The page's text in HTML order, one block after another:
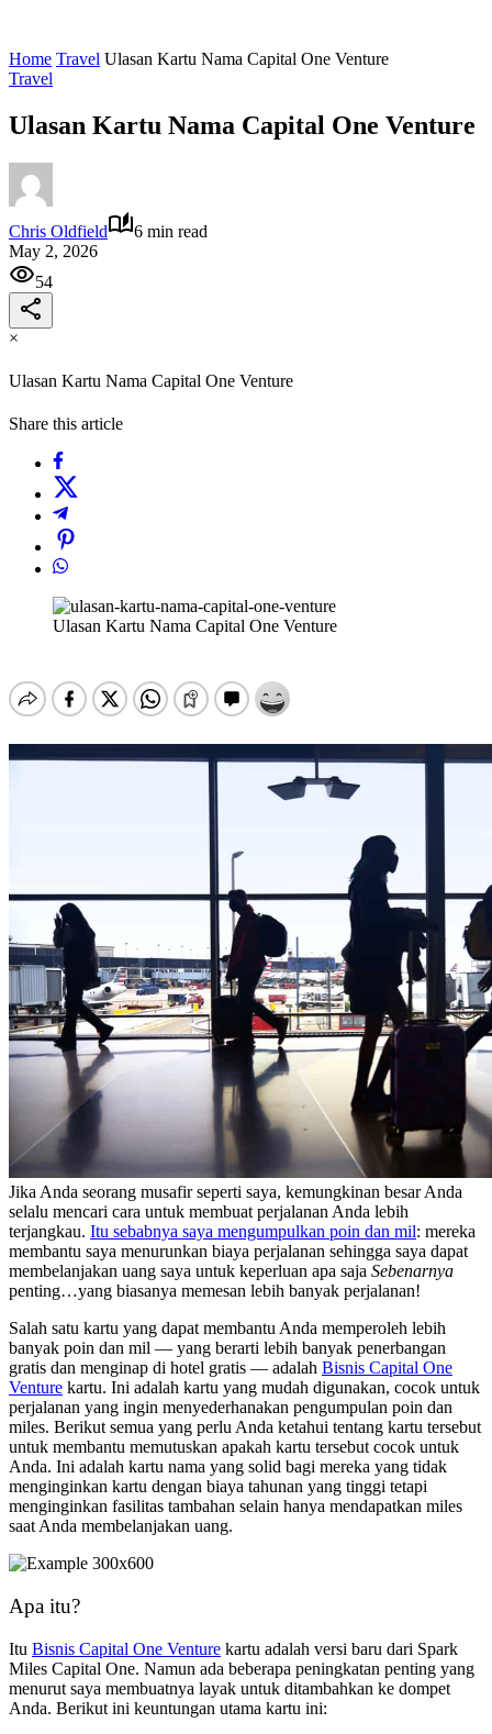
Home Travel Ulasan Kartu Nama Capital One Venture
Travel
Ulasan Kartu Nama Capital One Venture
Chris Oldfield
6 min read
May 2, 2026
54
×
Ulasan Kartu Nama Capital One Venture
Share this article
Ulasan Kartu Nama Capital One Venture
Jika Anda seorang musafir seperti saya, kemungkinan besar Anda
selalu mencari cara untuk membuat perjalanan Anda lebih
terjangkau. Itu sebabnya saya mengumpulkan poin dan mil: mereka
membantu saya menurunkan biaya perjalanan sehingga saya dapat
membelanjakan uang saya untuk keperluan apa saja Sebenarnya
penting…yang biasanya memesan lebih banyak perjalanan!
Salah satu kartu yang dapat membantu Anda memperoleh lebih
banyak poin dan mil — yang berarti lebih banyak penerbangan
gratis dan menginap di hotel gratis — adalah Bisnis Capital One
Venture kartu. Ini adalah kartu yang mudah digunakan, cocok untuk
perjalanan yang ingin menyederhanakan pengumpulan poin dan
miles. Berikut semua yang perlu Anda ketahui tentang kartu tersebut
untuk membantu memutuskan apakah kartu tersebut cocok untuk
Anda. Ini adalah kartu nama yang solid bagi mereka yang tidak
menginginkan kartu dengan biaya tahunan yang tinggi tetapi
menginginkan fasilitas tambahan selain hanya mendapatkan miles
saat Anda membelanjakan uang.
Apa itu?
Itu Bisnis Capital One Venture kartu adalah versi baru dari Spark
Miles Capital One. Namun ada beberapa peningkatan penting yang
menurut saya membuatnya layak untuk ditambahkan ke dompet
Anda. Berikut ini keuntungan utama kartu ini: